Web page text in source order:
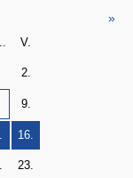
»
V.
2.
9.
16.
23.